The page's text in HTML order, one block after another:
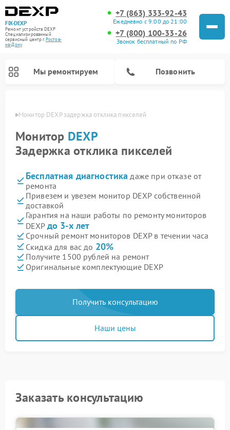
FIX-DEXP
Ремонт устройств DEXP
Специализированный
cервисный центр г.Ростов-
на-Дону
+7 (863) 333-92-43
Ежедневно с 9:00 до 21:00
+7 (800) 100-33-26
Звонок бесплатный по РФ
Мы ремонтируем Позвонить
Монитор DEXP задержка отклика пикселей
Монитор DEXP
Задержка отклика пикселей
Бесплатная диагностика даже при отказе от
ремонта
Привезем и увезем монитор DEXP собственной
доставкой
Гарантия на наши работы по ремонту мониторов
DEXP до 3-х лет
Срочный ремонт мониторов DEXP в течении часа
Скидка для вас до 20%
Получите 1500 рублей на ремонт
Оригинальные комплектующие DEXP
Получить консультацию
Наши цены
Заказать консультацию